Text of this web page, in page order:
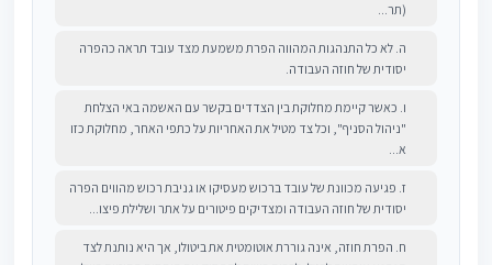
(תר...
ה. לא כל התנהגות המהווה הפרת משמעת מצד עובד תראה כהפרה
יסודית של חוזה העבודה.
ו. כאשר קיימת מחלוקת בין הצדדים בקשר עם האשמה באי הצלחת
"ניהול הסניף", וכל צד מטיל את האחריות על כתפי האחר, מחלוקת כזו
א...
ז. פגיעה מכוונת של עובד ברכוש מעסיקו או גניבת רכוש מהווים הפרה
יסודית של חוזה העבודה ומצדיקים פיטורים על אתר ושלילת פיצו...
ח. הפרת חוזה, אינה גוררת אוטומטית את ביטולו, אך היא נותנת לצד